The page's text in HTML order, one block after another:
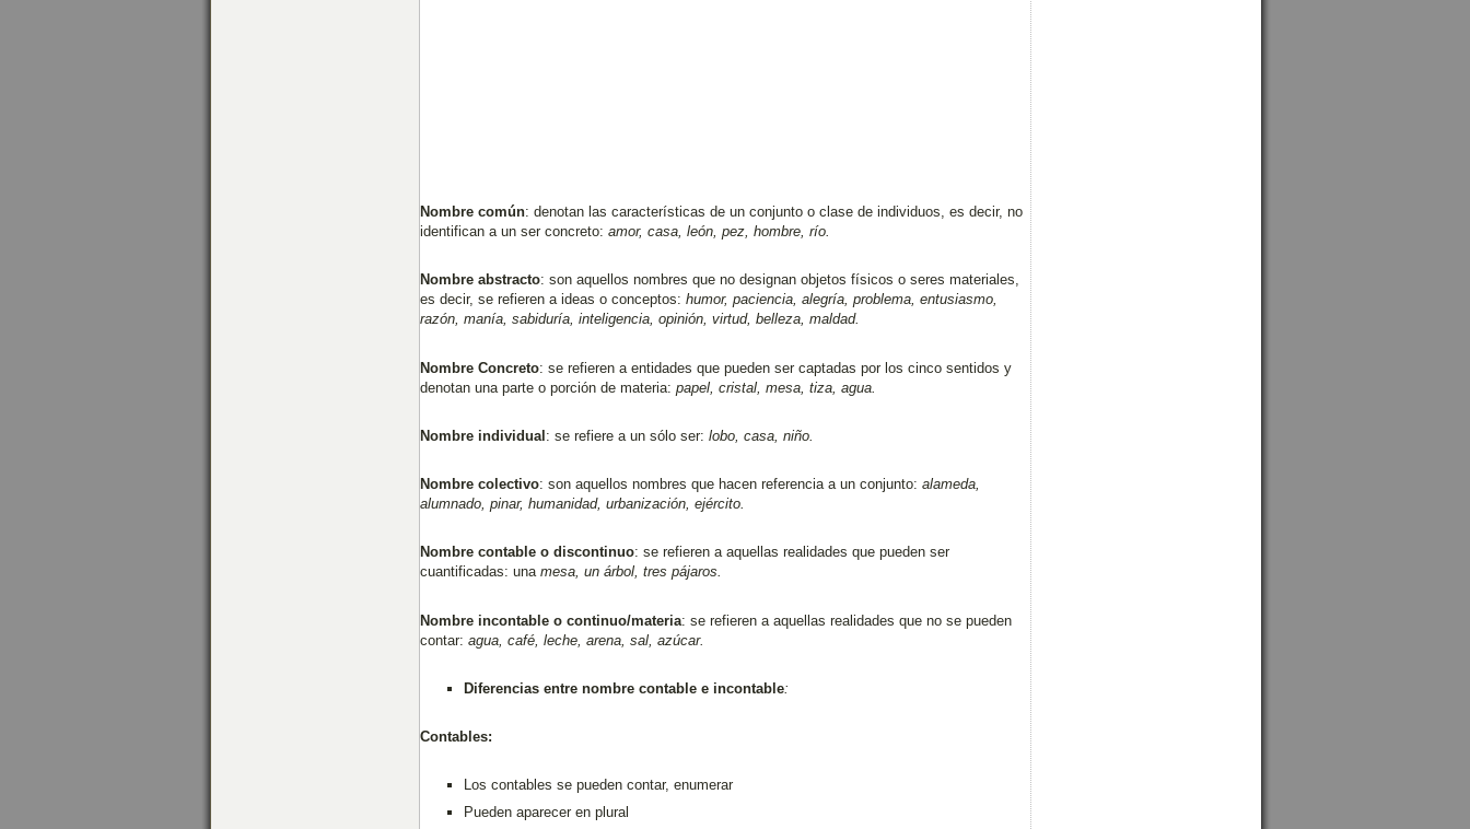
Nombre común: denotan las características de un conjunto o clase de individuos, es decir, no
identifican a un ser concreto: amor, casa, león, pez, hombre, río.
Nombre abstracto: son aquellos nombres que no designan objetos físicos o seres materiales,
es decir, se refieren a ideas o conceptos: humor, paciencia, alegría, problema, entusiasmo,
razón, manía, sabiduría, inteligencia, opinión, virtud, belleza, maldad.
Nombre Concreto: se refieren a entidades que pueden ser captadas por los cinco sentidos y
denotan una parte o porción de materia: papel, cristal, mesa, tiza, agua.
Nombre individual : se refiere a un sólo ser: lobo, casa, niño.
Nombre colectivo: son aquellos nombres que hacen referencia a un conjunto: alameda,
alumnado, pinar, humanidad, urbanización, ejército.
Nombre contable o discontinuo: se refieren a aquellas realidades que pueden ser
cuantificadas: una mesa, un árbol, tres pájaros.
Nombre incontable o continuo/materia: se refieren a aquellas realidades que no se pueden
contar: agua, café, leche, arena, sal, azúcar.
Diferencias entre nombre contable e incontable:
Contables:
Los contables se pueden contar, enumerar
Pueden aparecer en plural